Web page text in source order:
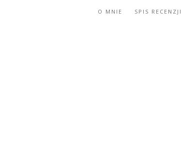
O MNIE SPIS RECENZJI